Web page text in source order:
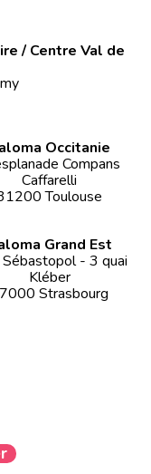
/ Centre Val de
Occitanie
Compans
Caffarelli
Toulouse
Grand Est
Sébastopol - 3 quai
Kléber
Strasbourg